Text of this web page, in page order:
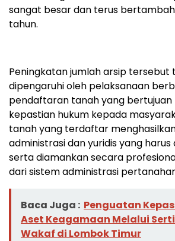
sangat besar dan terus
tahun.
Peningkatan jumlah arsip
dipengaruhi oleh pelaksanaan
pendaftaran tanah yang
kepastian hukum kepada
tanah yang terdaftar
administrasi dan yuridis yang harus
serta diamankan secara
dari sistem administrasi
Baca Juga : Penguatan
Aset Keagamaan Melalui
Wakaf di Lombok Timur